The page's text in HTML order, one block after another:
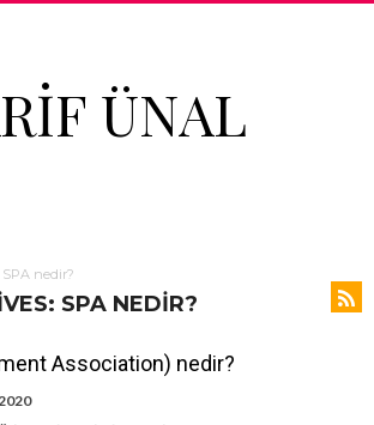
ÜNAL
nedir?
SPA NEDIR?
Association) nedir?